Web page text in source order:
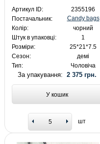
Артикул ID:
2355196
Постачальник:
Candy bags
Колір:
чорний
Штук в упаковці:
1
Розміри:
25*21*7.5
Сезон:
демі
Тип:
Чоловіча
За упакування: 2 375 грн.
У кошик
шт